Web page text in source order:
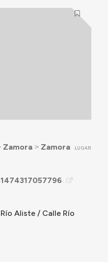
Zamora˃ Zamora LUGAR
Aliste / Calle Río